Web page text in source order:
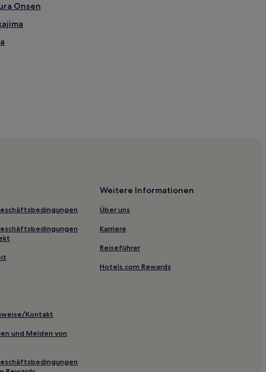
Onsen
am Bahnhof von Nagoya
raibu
Kontakt
und Melden von
Weitere Informationen
Über uns
Karriere
Reiseführer
Hotels.com Rewards